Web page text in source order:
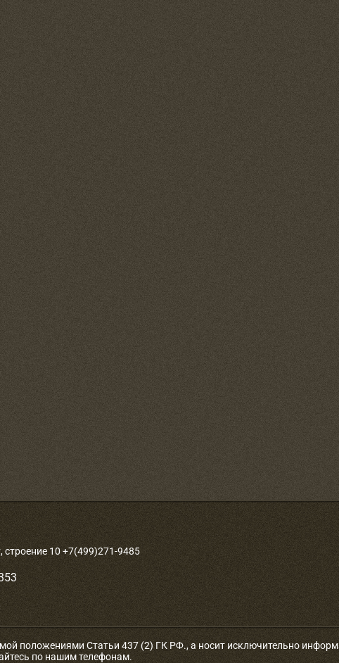
10 +7(499)271-9485
положениями Статьи 437 (2) ГК РФ., а носит исключительно
по нашим телефонам.